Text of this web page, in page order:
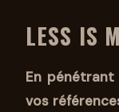
LESS IS
En
vos